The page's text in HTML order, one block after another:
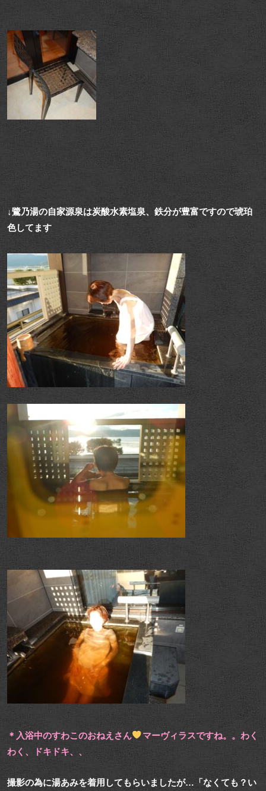
↓鷺乃湯の自家源泉は炭酸水素塩泉、鉄分が豊富ですので琥珀
色してます
＊入浴中のすわこのおねえさん
マーヴィラスですね。。わく
わく、ドキドキ、、
撮影の為に湯あみを着用してもらいましたが…「なくても？い